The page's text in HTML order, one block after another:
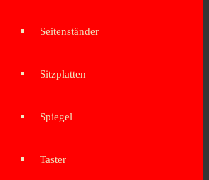
Seitenständer
Sitzplatten
Spiegel
Taster